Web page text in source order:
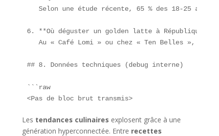
Selon une étude récente, 65 % des 18-25 ans
6. **Où déguster un golden latte à République
Au « Café Lomi » ou chez « Ten Belles »,
## 8. Données techniques (debug interne)
```raw
<Pas de bloc brut transmis>
Les tendances culinaires explosent grâce à une
génération hyperconnectée. Entre recettes